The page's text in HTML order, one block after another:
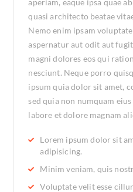
aperiam, eaque ipsa quae
quasi architecto beatae
Nemo enim ipsam
aspernatur aut odit aut
magni dolores eos qui
nesciunt. Neque porro
ipsum quia dolor sit amet,
sed quia non numquam
labore et dolore magnam
Lorem ipsum dolor sit
adipisicing.
Minim veniam, quis
Voluptate velit esse